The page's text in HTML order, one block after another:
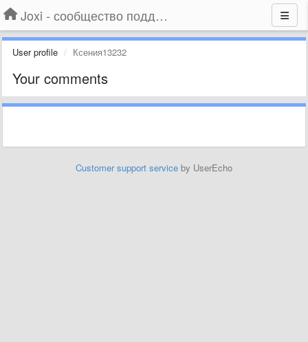
Joxi - сообщество поддержки
User profile Ксения13232
Your comments
Customer support service by UserEcho